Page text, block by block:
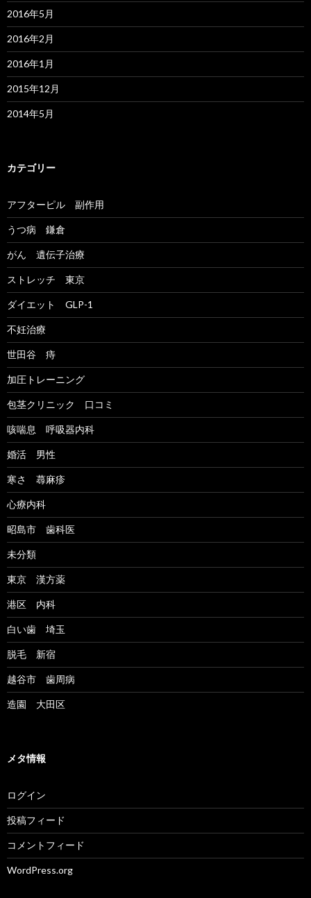
2016年5月
2016年2月
2016年1月
2015年12月
2014年5月
カテゴリー
アフターピル 副作用
うつ病 鎌倉
がん 遺伝子治療
ストレッチ 東京
ダイエット GLP-1
不妊治療
世田谷 痔
加圧トレーニング
包茎クリニック 口コミ
咳喘息 呼吸器内科
婚活 男性
寒さ 蕁麻疹
心療内科
昭島市 歯科医
未分類
東京 漢方薬
港区 内科
白い歯 埼玉
脱毛 新宿
越谷市 歯周病
造園 大田区
メタ情報
ログイン
投稿フィード
コメントフィード
WordPress.org